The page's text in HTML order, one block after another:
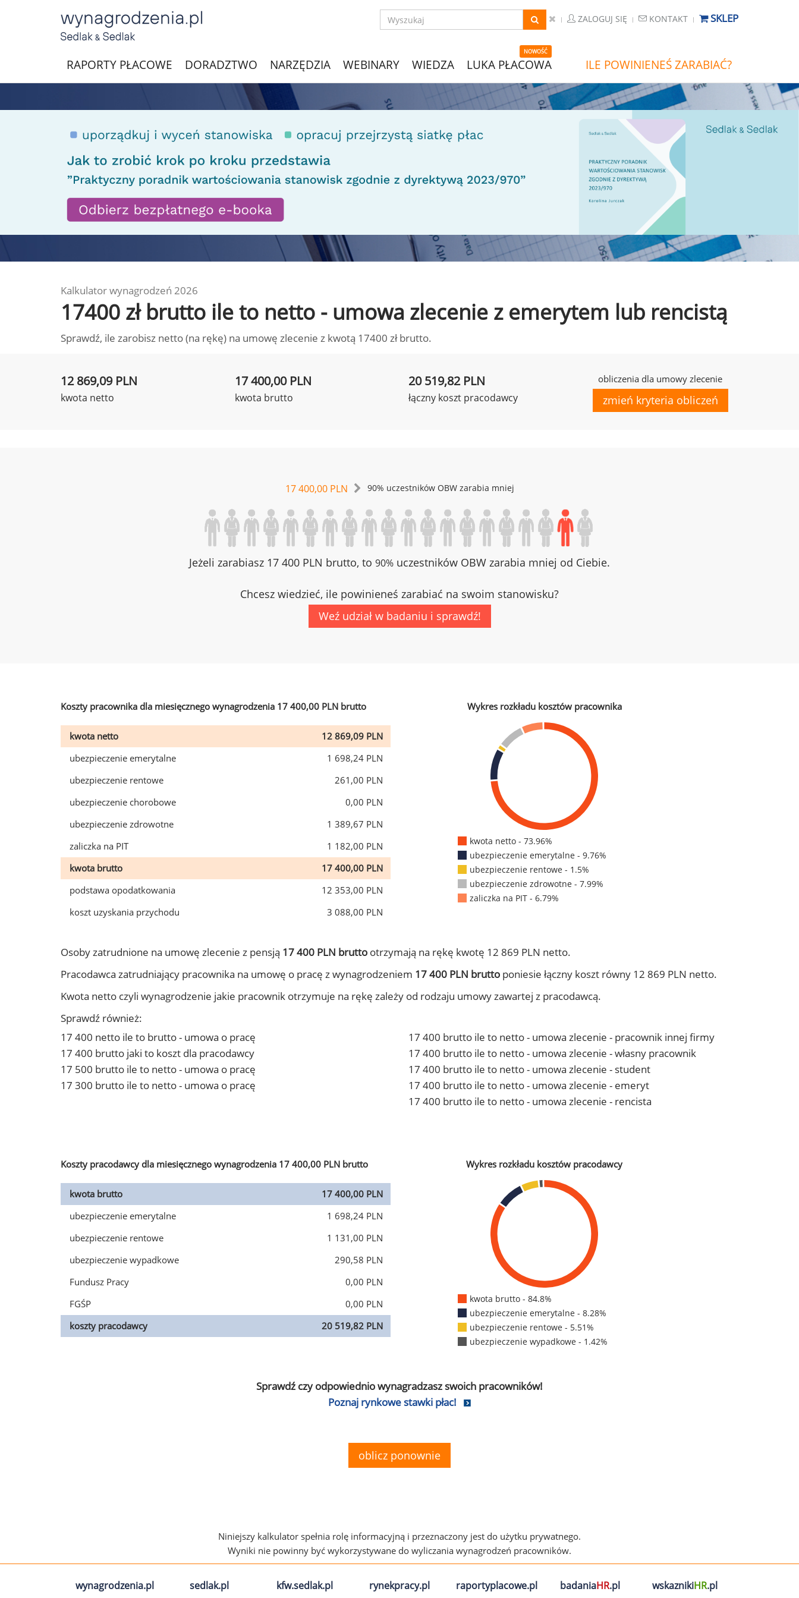
ZALOGUJ SIĘ KONTAKT SKLEP
RAPORTY PŁACOWE DORADZTWO NARZĘDZIA WEBINARY WIEDZA
NOWOŚĆ
LUKA PŁACOWA ILE POWINIENEŚ ZARABIAĆ?
Kalkulator wynagrodzeń 2026
17400 zł brutto ile to netto - umowa zlecenie z emerytem lub rencistą
Sprawdź, ile zarobisz netto (na rękę) na umowę zlecenie z kwotą 17400 zł brutto.
12 869,09 PLN
kwota netto
17 400,00 PLN
kwota brutto
20 519,82 PLN
łączny koszt pracodawcy
obliczenia dla umowy zlecenie
zmień kryteria obliczeń
17 400,00 PLN 90% uczestników OBW zarabia mniej
Jeżeli zarabiasz 17 400 PLN brutto, to 90% uczestników OBW zarabia mniej od Ciebie.
Chcesz wiedzieć, ile powinieneś zarabiać na swoim stanowisku?
Weź udział w badaniu i sprawdź!
Koszty pracownika dla miesięcznego wynagrodzenia 17 400,00 PLN brutto
kwota netto
12 869,09 PLN
ubezpieczenie emerytalne
1 698,24 PLN
ubezpieczenie rentowe
261,00 PLN
ubezpieczenie chorobowe
0,00 PLN
ubezpieczenie zdrowotne
1 389,67 PLN
zaliczka na PIT
1 182,00 PLN
kwota brutto
17 400,00 PLN
podstawa opodatkowania
12 353,00 PLN
koszt uzyskania przychodu
3 088,00 PLN
Wykres rozkładu kosztów pracownika
kwota netto - 73.96%
ubezpieczenie emerytalne - 9.76%
ubezpieczenie rentowe - 1.5%
ubezpieczenie zdrowotne - 7.99%
zaliczka na PIT - 6.79%
Osoby zatrudnione na umowę zlecenie z pensją 17 400 PLN brutto otrzymają na rękę kwotę 12 869 PLN netto.
Pracodawca zatrudniający pracownika na umowę o pracę z wynagrodzeniem 17 400 PLN brutto poniesie łączny koszt równy 12 869 PLN netto.
Kwota netto czyli wynagrodzenie jakie pracownik otrzymuje na rękę zależy od rodzaju umowy zawartej z pracodawcą.
Sprawdź również:
17 400 netto ile to brutto - umowa o pracę
17 400 brutto jaki to koszt dla pracodawcy
17 500 brutto ile to netto - umowa o pracę
17 300 brutto ile to netto - umowa o pracę
17 400 brutto ile to netto - umowa zlecenie - pracownik innej firmy
17 400 brutto ile to netto - umowa zlecenie - własny pracownik
17 400 brutto ile to netto - umowa zlecenie - student
17 400 brutto ile to netto - umowa zlecenie - emeryt
17 400 brutto ile to netto - umowa zlecenie - rencista
Koszty pracodawcy dla miesięcznego wynagrodzenia 17 400,00 PLN brutto
kwota brutto
17 400,00 PLN
ubezpieczenie emerytalne
1 698,24 PLN
ubezpieczenie rentowe
1 131,00 PLN
ubezpieczenie wypadkowe
290,58 PLN
Fundusz Pracy
0,00 PLN
FGŚP
0,00 PLN
koszty pracodawcy
20 519,82 PLN
Wykres rozkładu kosztów pracodawcy
kwota brutto - 84.8%
ubezpieczenie emerytalne - 8.28%
ubezpieczenie rentowe - 5.51%
ubezpieczenie wypadkowe - 1.42%
Sprawdź czy odpowiednio wynagradzasz swoich pracowników!
Poznaj rynkowe stawki płac!
oblicz ponownie
Niniejszy kalkulator spełnia rolę informacyjną i przeznaczony jest do użytku prywatnego.
Wyniki nie powinny być wykorzystywane do wyliczania wynagrodzeń pracowników.
wynagrodzenia.pl sedlak.pl kfw.sedlak.pl rynekpracy.pl raportyplacowe.pl badaniaHR.pl wskaznikiHR.pl